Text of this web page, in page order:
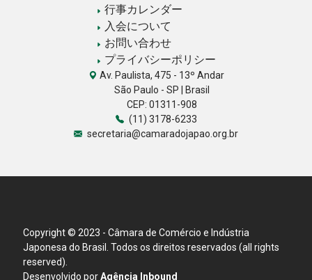
行事カレンダー
入会について
お問い合わせ
プライバシーポリシー
Av. Paulista, 475 - 13º Andar
São Paulo - SP | Brasil
CEP: 01311-908
(11) 3178-6233
secretaria@camaradojapao.org.br
Copyright © 2023 - Câmara de Comércio e Indústria
Japonesa do Brasil. Todos os direitos reservados (all rights
reserved).
Desenvolvido porAgência Inbound